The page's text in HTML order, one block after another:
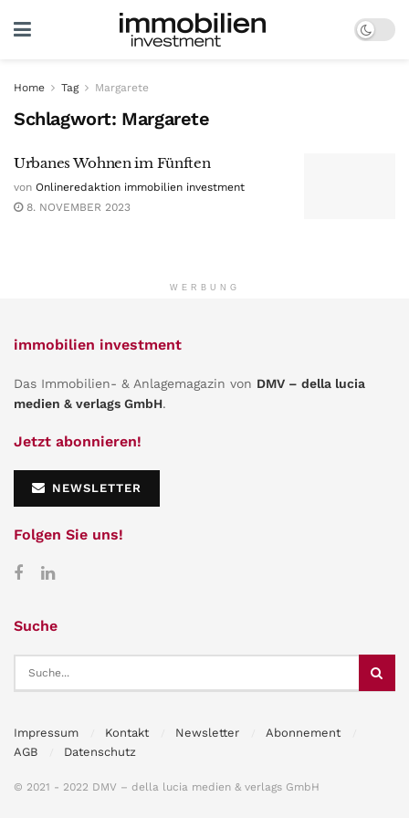
Home Tag Margarete
Schlagwort: Margarete
Urbanes Wohnen im Fünften
von Onlineredaktion immobilien investment
8. NOVEMBER 2023
WERBUNG
immobilien investment
Das Immobilien- & Anlagemagazin von DMV – della lucia
medien & verlags GmbH.
Jetzt abonnieren!
NEWSLETTER
Folgen Sie uns!
Suche
Impressum Kontakt Newsletter
Abonnement
AGB
Datenschutz
© 2021 - 2022 DMV – della lucia medien & verlags GmbH